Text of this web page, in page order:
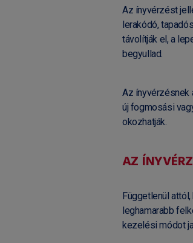
Az ínyvérzést
lerakódó,
távolítják el, a
begyullad.
Az ínyvérzésnek
új fogmosási
okozhatják.
AZ
Függetlenül
leghamarabb
kezelési módot